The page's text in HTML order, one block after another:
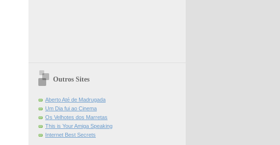
Outros Sites
Aberto Até de Madrugada
Um Dia fui ao Cinema
Os Velhotes dos Marretas
This is Your Amiga Speaking
Internet Best Secrets